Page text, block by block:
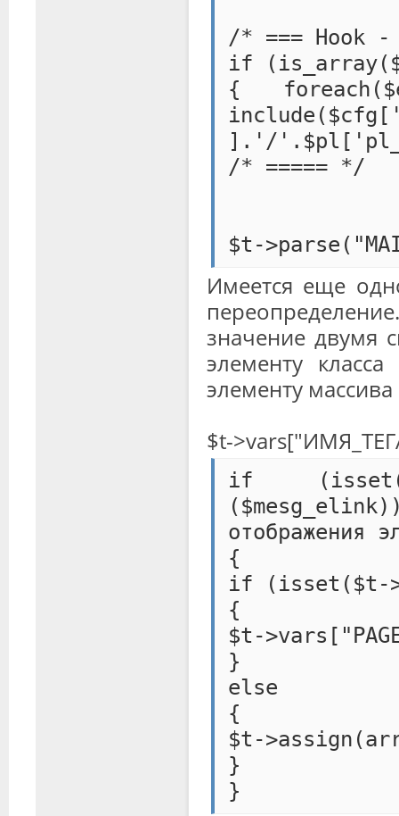
/* === Hook
if
{
].'/
/* ===== */
$t-
Имеется еще
значение двумя
элементу
элементу
$t-
if
отображения
{
if (isset($t-
{
$t-
}
else
{
$t-
}
}